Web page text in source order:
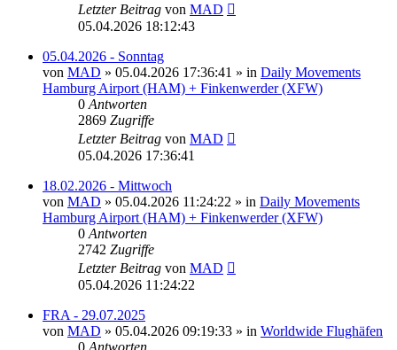
Letzter Beitrag von MAD
05.04.2026 18:12:43
05.04.2026 - Sonntag
von MAD » 05.04.2026 17:36:41 » in Daily Movements
Hamburg Airport (HAM) + Finkenwerder (XFW)
0 Antworten
2869 Zugriffe
Letzter Beitrag von MAD
05.04.2026 17:36:41
18.02.2026 - Mittwoch
von MAD » 05.04.2026 11:24:22 » in Daily Movements
Hamburg Airport (HAM) + Finkenwerder (XFW)
0 Antworten
2742 Zugriffe
Letzter Beitrag von MAD
05.04.2026 11:24:22
FRA - 29.07.2025
von MAD » 05.04.2026 09:19:33 » in Worldwide Flughäfen
0 Antworten